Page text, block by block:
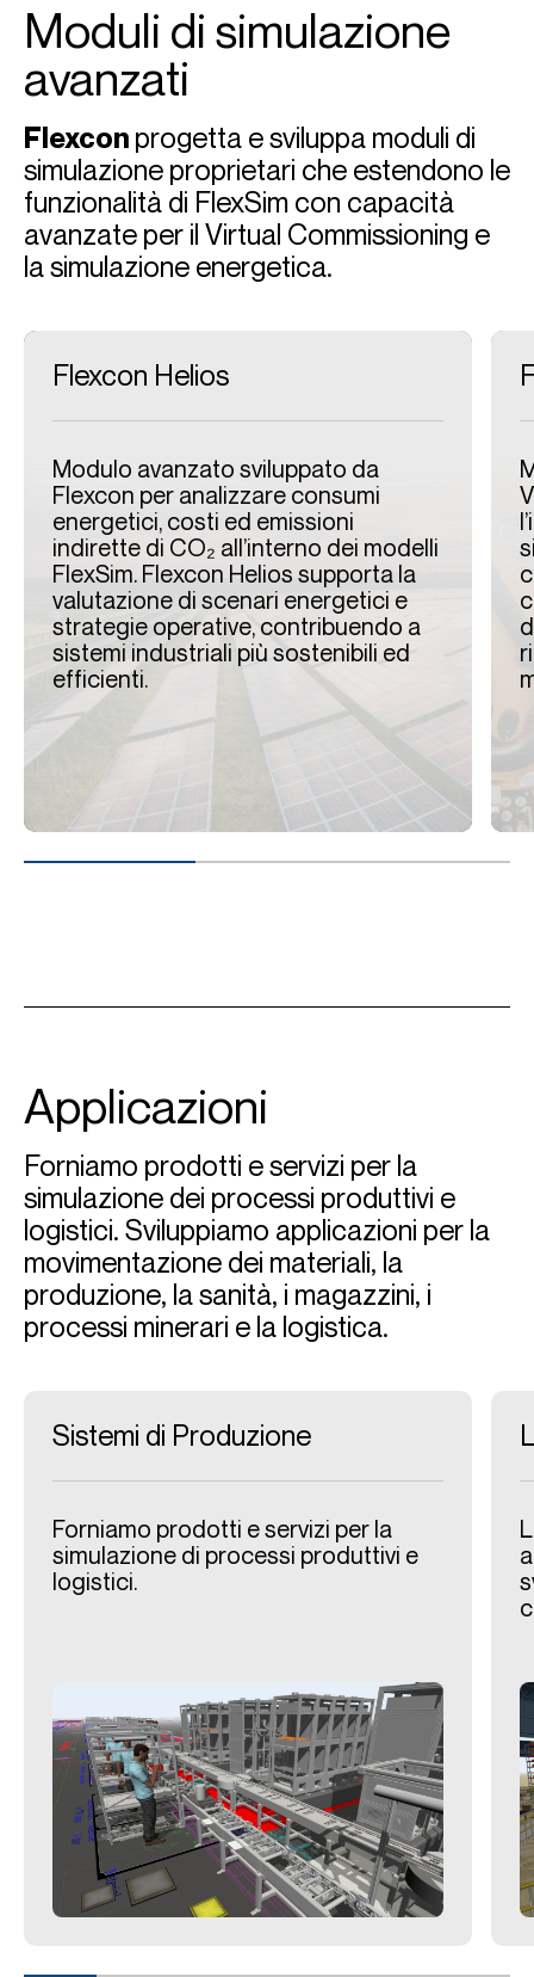
Moduli di simulazione
avanzati
Flexcon progetta e sviluppa moduli di
simulazione proprietari che estendono le
funzionalità di FlexSim con capacità
avanzate per il Virtual Commissioning e
la simulazione energetica.
Flexcon Helios
Modulo avanzato sviluppato da
Flexcon per analizzare consumi
energetici, costi ed emissioni
indirette di CO₂ all’interno dei modelli
FlexSim. Flexcon Helios supporta la
valutazione di scenari energetici e
strategie operative, contribuendo a
sistemi industriali più sostenibili ed
efficienti.
Applicazioni
Forniamo prodotti e servizi per la
simulazione dei processi produttivi e
logistici. Sviluppiamo applicazioni per la
movimentazione dei materiali, la
produzione, la sanità, i magazzini, i
processi minerari e la logistica.
Sistemi di Produzione
Forniamo prodotti e servizi per la
simulazione di processi produttivi e
logistici.